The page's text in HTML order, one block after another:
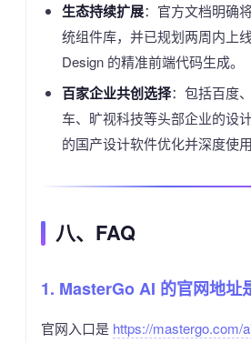
生态持续扩展：官方文档明确
统组件库，并已规划两周内上
Design 的精准前端代码生成。
百家企业共创选择：包括百度
车、旷视科技等头部企业的设
的国产设计软件优化并深度使
八、FAQ
1. MasterGo AI 的官网地址
官网入口是 https://mastergo.com/